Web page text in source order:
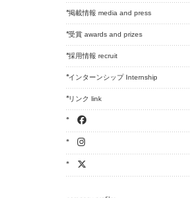
掲載情報 media and press
受賞 awards and prizes
採用情報 recruit
インターンシップ Internship
リンク link